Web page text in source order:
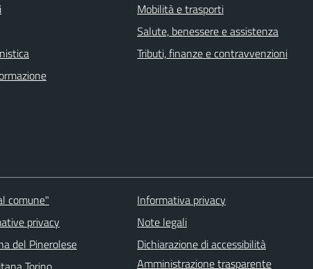
Mobilità e trasporti
Salute, benessere e assistenza
Tributi, finanze e contravvenzioni
comune"
privacy
del Pinerolese
Informativa privacy
Note legali
Dichiarazione di accessibilità
Amministrazione trasparente